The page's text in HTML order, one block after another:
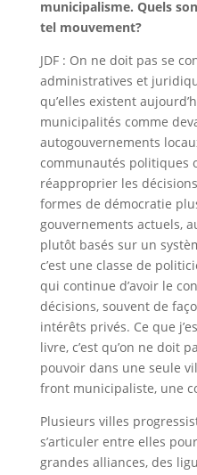
municipalisme. Quels
tel mouvement?
JDF : On ne doit pas se
administratives et
qu’elles existent
municipalités comme
autogouvernements
communautés politiques
réapproprier les
formes de démocratie
gouvernements actuels,
plutôt basés sur un
c’est une classe de
qui continue d’avoir le
décisions, souvent de
intérêts privés. Ce que
livre, c’est qu’on ne doit
pouvoir dans une seule
front municipaliste, une
Plusieurs villes
s’articuler entre elles
grandes alliances, des